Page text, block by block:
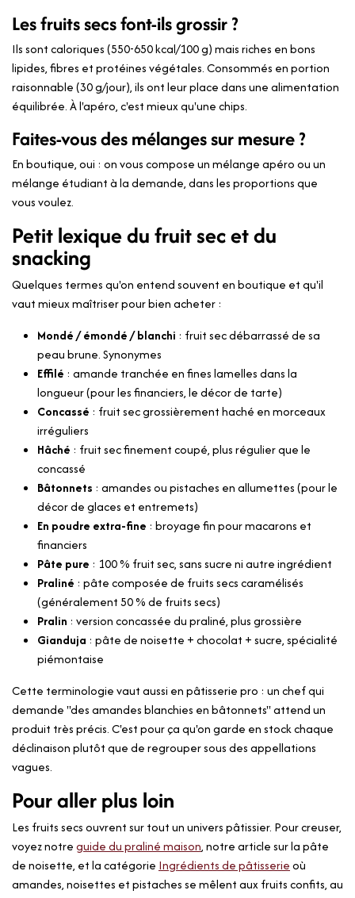
Les fruits secs font-ils grossir ?
Ils sont caloriques (550-650 kcal/100 g) mais riches en bons
lipides, fibres et protéines végétales. Consommés en portion
raisonnable (30 g/jour), ils ont leur place dans une alimentation
équilibrée. À l'apéro, c'est mieux qu'une chips.
Faites-vous des mélanges sur mesure ?
En boutique, oui : on vous compose un mélange apéro ou un
mélange étudiant à la demande, dans les proportions que
vous voulez.
Petit lexique du fruit sec et du
snacking
Quelques termes qu'on entend souvent en boutique et qu'il
vaut mieux maîtriser pour bien acheter :
Mondé / émondé / blanchi : fruit sec débarrassé de sa
peau brune. Synonymes
Effilé : amande tranchée en fines lamelles dans la
longueur (pour les financiers, le décor de tarte)
Concassé : fruit sec grossièrement haché en morceaux
irréguliers
Hâché : fruit sec finement coupé, plus régulier que le
concassé
Bâtonnets : amandes ou pistaches en allumettes (pour le
décor de glaces et entremets)
En poudre extra-fine : broyage fin pour macarons et
financiers
Pâte pure : 100 % fruit sec, sans sucre ni autre ingrédient
Praliné : pâte composée de fruits secs caramélisés
(généralement 50 % de fruits secs)
Pralin : version concassée du praliné, plus grossière
Gianduja : pâte de noisette + chocolat + sucre, spécialité
piémontaise
Cette terminologie vaut aussi en pâtisserie pro : un chef qui
demande "des amandes blanchies en bâtonnets" attend un
produit très précis. C'est pour ça qu'on garde en stock chaque
déclinaison plutôt que de regrouper sous des appellations
vagues.
Pour aller plus loin
Les fruits secs ouvrent sur tout un univers pâtissier. Pour creuser,
voyez notreguide du praliné maison, notre article sur la pâte
de noisette, et la catégorie Ingrédients de pâtisserieoù
amandes, noisettes et pistaches se mêlent aux fruits confits, au